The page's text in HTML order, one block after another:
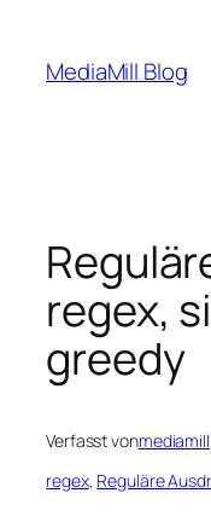
springen
MediaMill Blog
regex,
greedy
Verfasst vonmediamill
regex, Reguläre